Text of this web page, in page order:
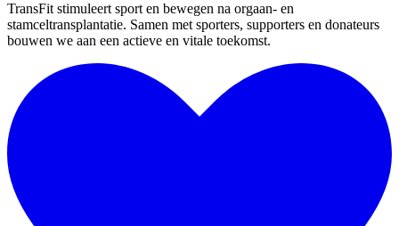
TransFit stimuleert sport en bewegen na orgaan- en
stamceltransplantatie. Samen met sporters, supporters en donateurs
bouwen we aan een actieve en vitale toekomst.